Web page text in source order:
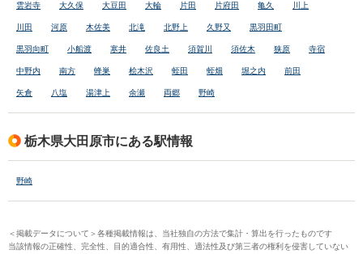
雲岩寺 大久保 大豆田 大輪 片田 片府田 亀久 川上
川田 河原 木佐美 北滝 北野上 久野又 黒羽田町
黒羽向町 小船渡 寒井 佐良土 須賀川 須佐木 狭原 寺宿
中野内 南方 蜂巣 桧木沢 蛭田 蛭畑 堀之内 前田
矢倉 八塩 湯津上 余瀬 両郷 野崎
栃木県大田原市にある駅情報
野崎
＜掲載データについて＞各種掲載情報は、当社独自の方法で集計・算出を行ったものです
当該情報の正確性、完全性、目的適合性、有用性、適法性及び第三者の権利を侵害していない